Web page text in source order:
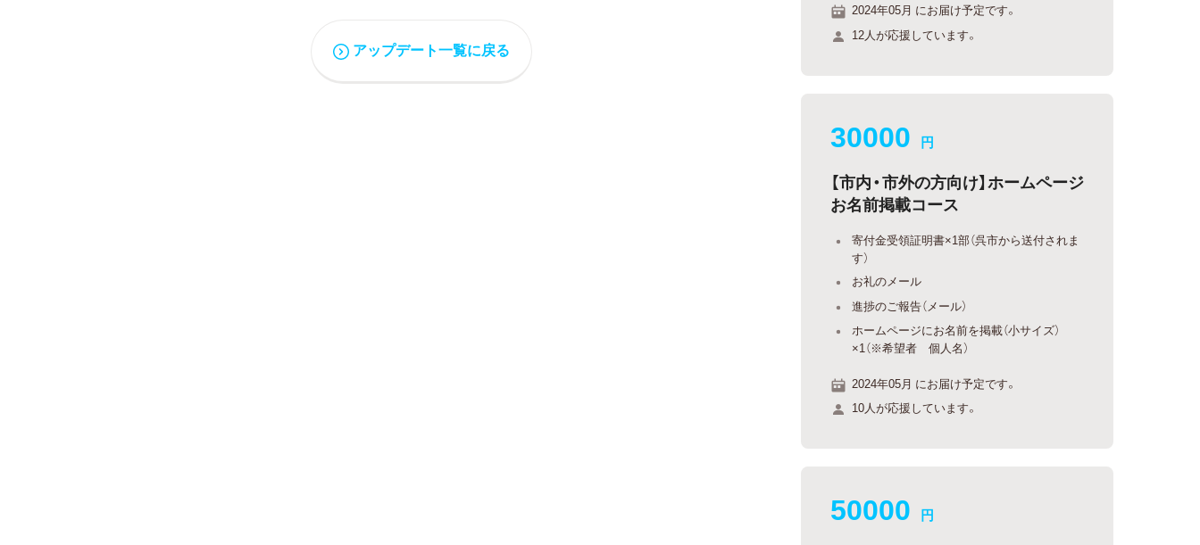
アップデート一覧に戻る
2024年05月 にお届け予定です。
12人が応援しています。
30000 円
【市内・市外の方向け】ホームページ
お名前掲載コース
寄付金受領証明書×1部（呉市から送付されま
す）
お礼のメール
進捗のご報告（メール）
ホームページにお名前を掲載（小サイズ）
×1（※希望者 個人名）
2024年05月 にお届け予定です。
10人が応援しています。
50000 円